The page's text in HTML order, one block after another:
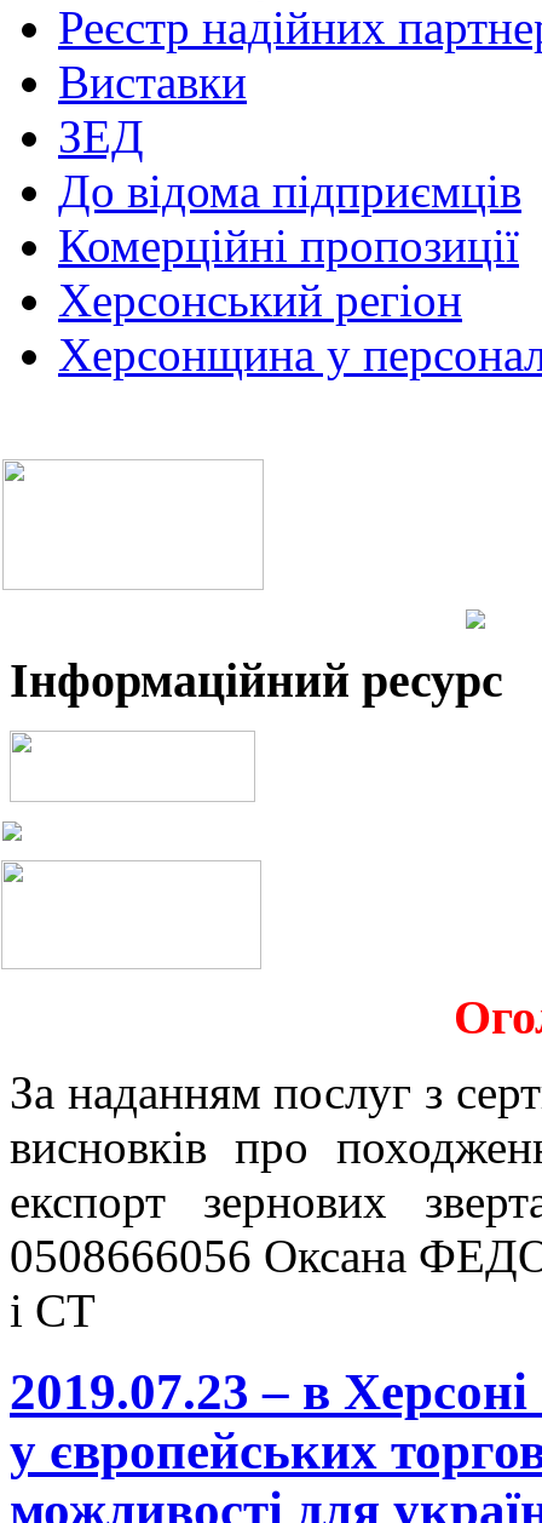
Реєстр надійних
Виставки
ЗЕД
До відома підприємців
Комерційні пропозиції
Херсонський регіон
Херсонщина у
Інформаційний ресурс
За наданням послуг з
висновків про
експорт зернових
0508666056 Оксана
і СТ
2019.07.23 – в
у європейських
можливості для